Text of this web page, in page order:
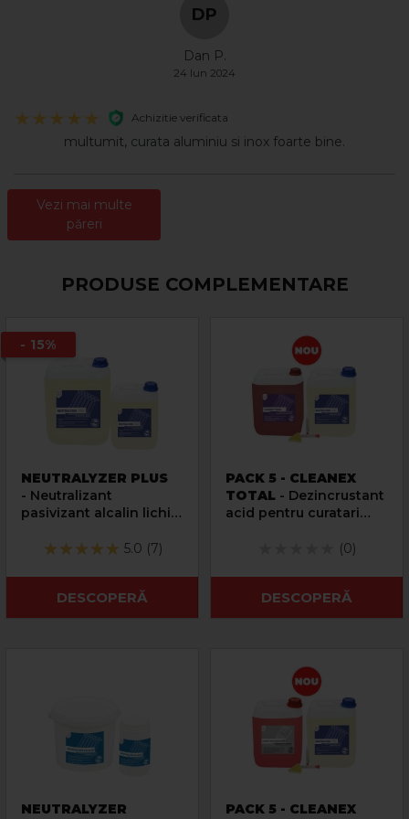
Pentru mai multe informatii, verificati Fisa Tehnica din
DP
Dan P.
24 Iun 2024
Achizitie verificata
multumit, curata aluminiu si inox foarte bine.
Vezi mai multe
păreri
PRODUSE COMPLEMENTARE
- 15%
NEUTRALYZER PLUS
- Neutralizant
pasivizant alcalin lichid
5.0 (7)
DESCOPERĂ
PACK 5 - CLEANEX
TOTAL - Dezincrustant
acid pentru curatari
(0)
DESCOPERĂ
NEUTRALYZER
PACK 5 - CLEANEX